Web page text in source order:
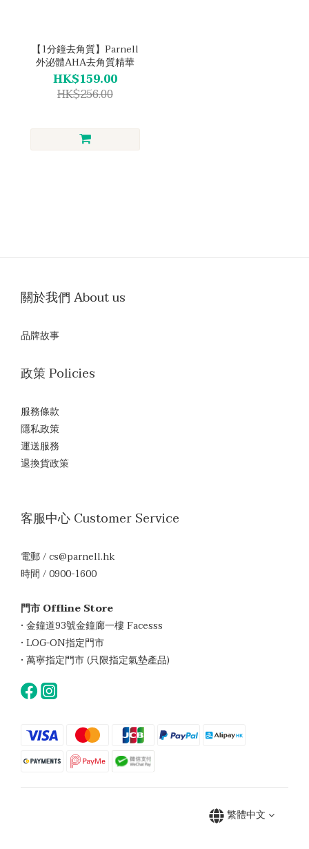
【1分鐘去角質】Parnell
外泌體AHA去角質精華
HK$159.00
HK$256.00
關於我們 About us
品牌故事
政策 Policies
服務條款
隱私政策
運送服務
退換貨政策
客服中心 Customer Service
電郵 / cs@parnell.hk
時間 / 0900-1600
門市 Offline Store
• 金鐘道93號金鐘廊一樓 Facesss
• LOG-ON指定門市
• 萬寧指定門市 (只限指定氣墊產品)
繁體中文